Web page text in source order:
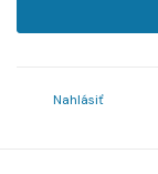
Nahlásiť